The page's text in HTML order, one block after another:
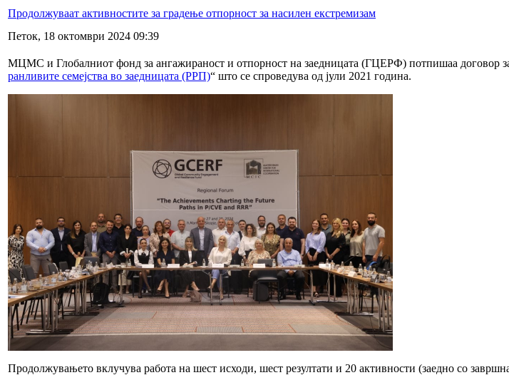
Продолжуваат активностите за градење отпорност за насилен екстремизам
Петок, 18 октомври 2024 09:39
МЦМС и Глобалниот фонд за ангажираност и отпорност на заедницата (ГЦЕРФ) потпишаа договор
ранливите семејства во заедницата (РРП)“ што се спроведува од јули 2021 година.
Продолжувањето вклучува работа на шест исходи, шест резултати и 20 активности (заедно со